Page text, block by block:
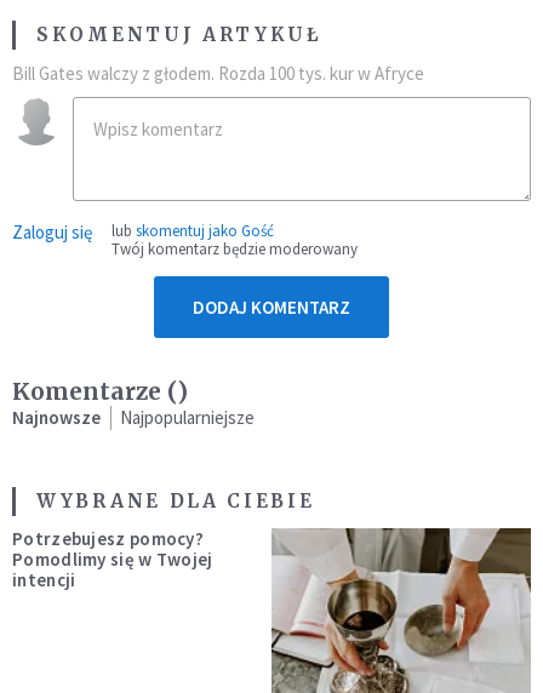
SKOMENTUJ ARTYKUŁ
Bill Gates walczy z głodem. Rozda 100 tys. kur w Afryce
Zaloguj się lub skomentuj jako Gość
Twój komentarz będzie moderowany
DODAJ KOMENTARZ
Komentarze ()
Najnowsze Najpopularniejsze
WYBRANE DLA CIEBIE
Potrzebujesz pomocy?
Pomodlimy się w Twojej
intencji